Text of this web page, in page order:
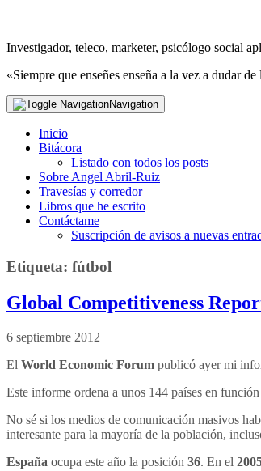
Investigador, teleco, marketer, psicólogo social
«Siempre que enseñes enseña a la vez a dudar
Navigation
Inicio
Bitácora
Listado con todos los posts
Sobre Angel Abril-Ruiz
Travesías y corredor
Libros que he escrito
Contáctame
Suscripción de avisos a nuevas
Etiqueta: fútbol
Global Competitiveness
6 septiembre 2012
El World Economic Forum publicó ayer mi
Este informe ordena a unos 144 países en
No sé si los medios de comunicación masivos
interesante para la mayoría de la población,
España ocupa este año la posición 36. En el